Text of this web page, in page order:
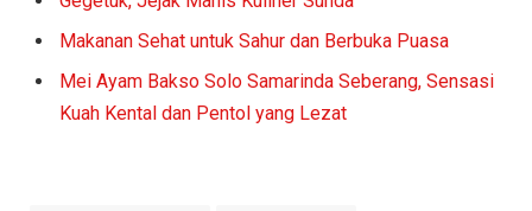
Makanan Sehat untuk Sahur dan Berbuka Puasa
Mei Ayam Bakso Solo Samarinda Seberang, Sensasi
Kuah Kental dan Pentol yang Lezat